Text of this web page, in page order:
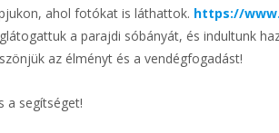
ahol fotókat is láthattok. https://
a parajdi sóbányát, és indultunk
az élményt és a vendégfogadást!
a segítséget!